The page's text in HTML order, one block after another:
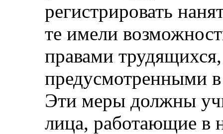
регистрировать
те имели
правами
предусмотренными
Эти меры должны
лица, работающие в